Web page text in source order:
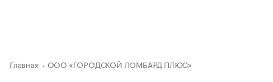
Главная ООО «ГОРОДСКОЙ ЛОМБАРД ПЛЮС»